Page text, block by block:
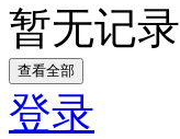
暂无记录
查看全部
登录